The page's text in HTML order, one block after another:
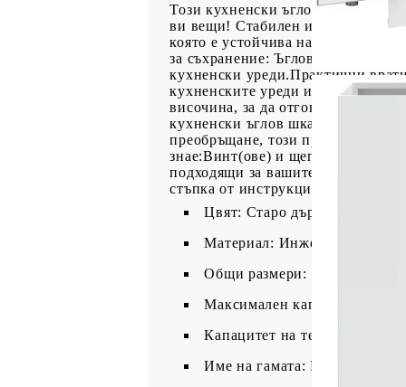
Този кухненски ъглов шкаф
ви вещи! Стабилен и издръжлив
която е устойчива на влага,
за съхранение: Ъгловият
кухненски уреди.Практични
кухненските уреди и
височина, за да отговарят на
кухненски ъглов шкаф се
преобръщане, този продукт
знае:Винт(ове) и щепсел(и) за
подходящи за вашите стени. Ако
стъпка от инструкциите.
Цвят: Старо дърво
Материал: Инженерно дърво
Общи размери: 75,5 x 75,5
Максимален капацитет на
Капацитет на теглото на
Име на гамата: Porto